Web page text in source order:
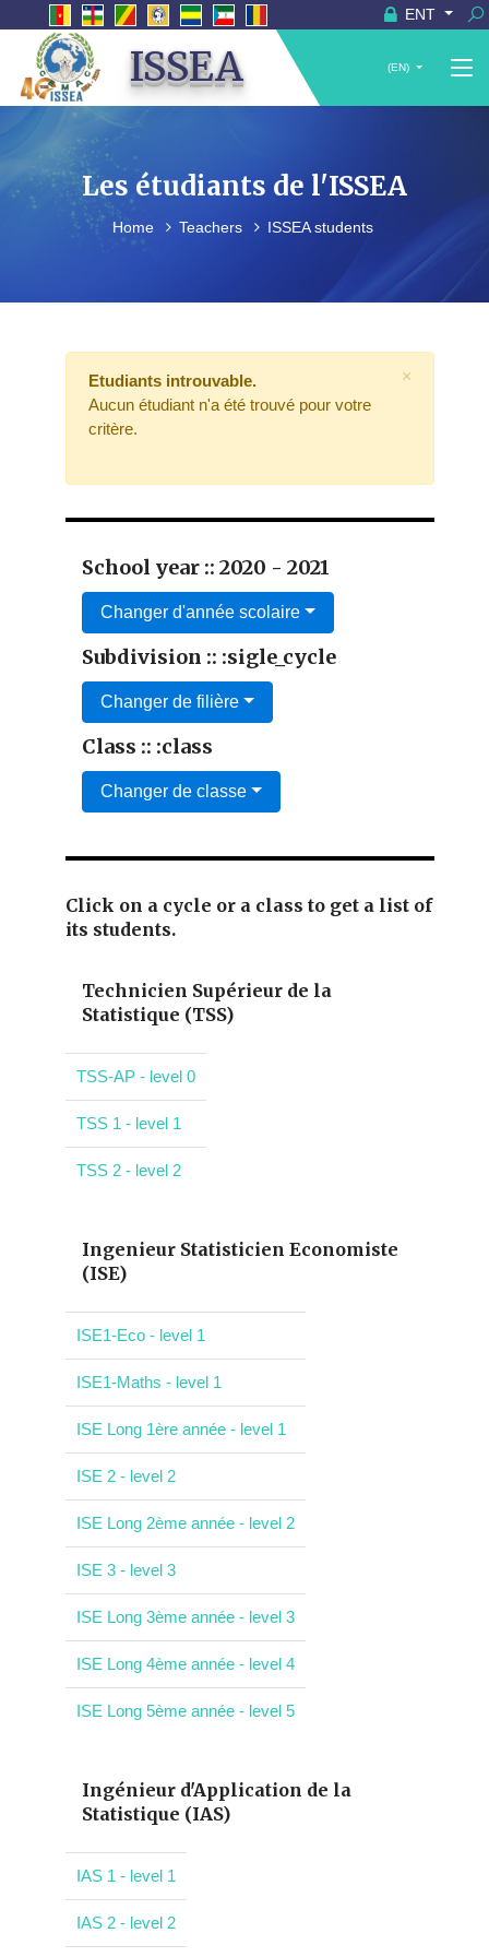
ENT
ISSEA (EN)
Les étudiants de l'ISSEA
Home Teachers ISSEA students
Etudiants introuvable.
Aucun étudiant n'a été trouvé pour votre
critère.
×
School year :: 2020 - 2021
Changer d'année scolaire
Subdivision :: :sigle_cycle
Changer de filière
Class :: :class
Changer de classe
Click on a cycle or a class to get a list of
its students.
Technicien Supérieur de la
Statistique (TSS)
TSS-AP - level 0
TSS 1 - level 1
TSS 2 - level 2
Ingenieur Statisticien Economiste
(ISE)
ISE1-Eco - level 1
ISE1-Maths - level 1
ISE Long 1ère année - level 1
ISE 2 - level 2
ISE Long 2ème année - level 2
ISE 3 - level 3
ISE Long 3ème année - level 3
ISE Long 4ème année - level 4
ISE Long 5ème année - level 5
Ingénieur d'Application de la
Statistique (IAS)
IAS 1 - level 1
IAS 2 - level 2